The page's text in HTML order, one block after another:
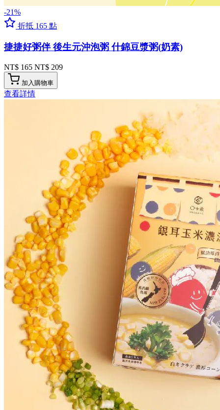
-21%
折抵 165 點
捷捷好粥伴 後生元沖泡粥 什錦豆漿粥(奶素)
NT$ 165 NT$ 209
加入購物車
查看詳情